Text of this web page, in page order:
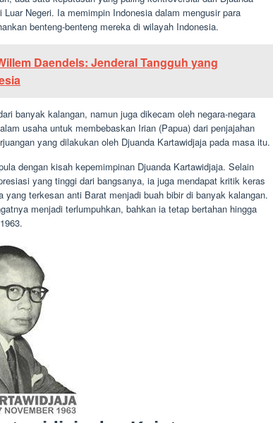
Negeri. Ia memimpin Indonesia dalam mengusir para
benteng-benteng mereka di wilayah Indonesia.
Daendels: Jenderal Tangguh yang
banyak kalangan, namun juga dikecam oleh negara-negara
usaha untuk membebaskan Irian (Papua) dari penjajahan
yang dilakukan oleh Djuanda Kartawidjaja pada masa itu.
dengan kisah kepemimpinan Djuanda Kartawidjaja. Selain
yang tinggi dari bangsanya, ia juga mendapat kritik keras
yang terkesan anti Barat menjadi buah bibir di banyak kalangan.
menjadi terlumpuhkan, bahkan ia tetap bertahan hingga